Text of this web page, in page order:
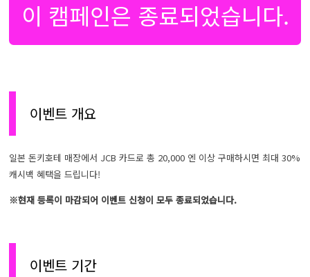
이 캠페인은 종료되었습니다.
이벤트 개요
일본 돈키호테 매장에서 JCB 카드로 총 20,000 엔 이상 구매하시면 최대 30%
캐시백 혜택을 드립니다!
※현재 등록이 마감되어 이벤트 신청이 모두 종료되었습니다.
이벤트 기간